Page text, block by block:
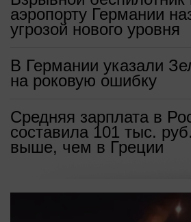
аэропорту Германии
угрозой нового уровня
В Германии указали
на роковую ошибку
Средняя зарплата в
составила 101 тыс.
выше, чем в Греции